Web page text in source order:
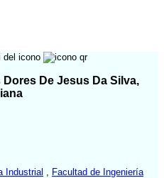
Dores De Jesus Da Silva,
Industrial Facultad de Ingeniería